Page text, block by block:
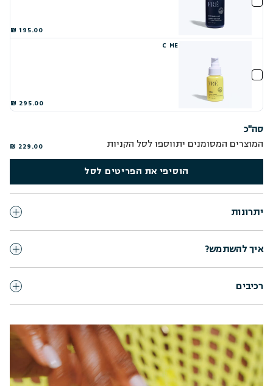
195.00 ₪
C ME
295.00 ₪
סה"כ
המוצרים המסומנים יתווספו לסל הקניות
229.00 ₪
הוסיפי את הפריטים לסל
יתרונות
איך להשתמש?
רכיבים